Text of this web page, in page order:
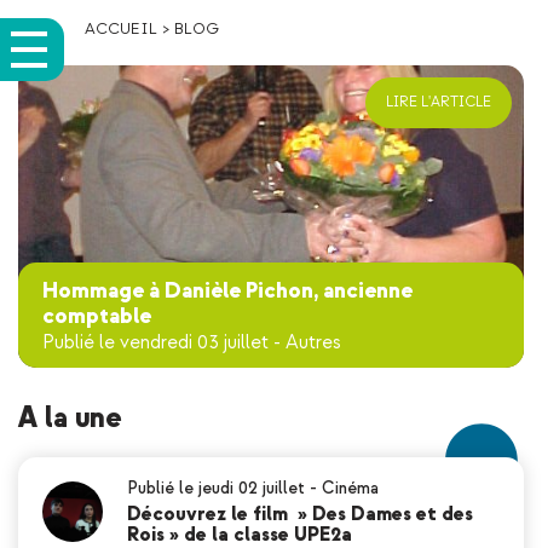
ACCUEIL > BLOG
Hommage à Danièle Pichon, ancienne
comptable
Publié le vendredi 03 juillet - Autres
LIRE L'ARTICLE
A la une
Publié le jeudi 02 juillet - Cinéma
Découvrez le film » Des Dames et des
Rois » de la classe UPE2a